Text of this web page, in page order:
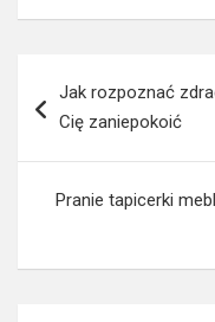
wpisu
Jak rozpoznać
Cię zaniepokoić
Pranie tapicerki